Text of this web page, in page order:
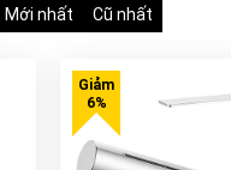
Mới nhất Cũ nhất